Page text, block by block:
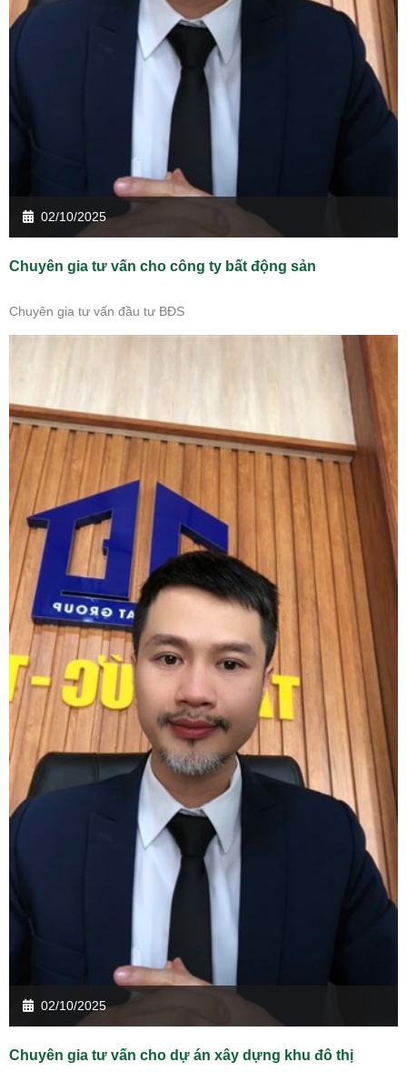
02/10/2025
Chuyên gia tư vấn cho công ty bất động sản
Chuyên gia tư vấn đầu tư BĐS
02/10/2025
Chuyên gia tư vấn cho dự án xây dựng khu đô thị